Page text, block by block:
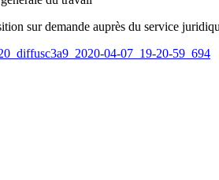
sur demande auprès du service
04-07_19-20-59_694